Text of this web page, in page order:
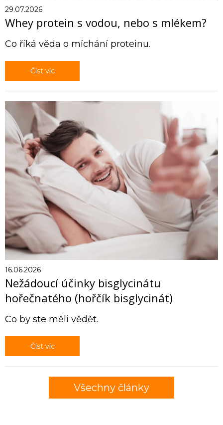
29.07.2026
Whey protein s vodou, nebo s mlékem?
Co říká věda o míchání proteinu.
Číst víc
16.06.2026
Nežádoucí účinky bisglycinátu
hořečnatého (hořčík bisglycinát)
Co by ste měli vědět.
Číst víc
Všechny články